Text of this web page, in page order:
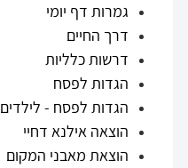
גמרות דף יומי
דרך החיים
דרשות כלליות
הגדות לפסח
הגדות לפסח - לילדים
הוצאה אילנא דחיי
הוצאת מאבני המקום